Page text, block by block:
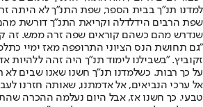
למדנו תנ"ך בבית הספר, שפת התנ"ך לא היתה
שפת הרבים הידלדלה וקריאת התנ"ך דורשת
שנדרש מהם כשהם קוראים שפה זרה ממש. זה
"גם תחושת הנס הציוני התרופפה מאז ימיי
זקוביץ. "בשבילנו לימוד תנ"ך היה זהה ללהיות
על כך רבות. כשלמדנו תנ"ך חשנו שאנו שבים לא
אל ערכי הנביאים, אל אדמתנו, שאותה חזרנו
טבעי. כך חשנו אז, אבל היום נעלמה ההכרה